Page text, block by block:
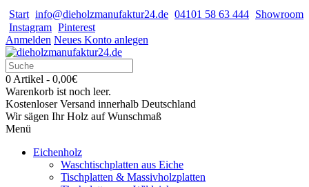
Start info@dieholzmanufaktur24.de 04101 58 63 444 Showroom
Instagram Pinterest
Anmelden Neues Konto anlegen
0 Artikel - 0,00€
Warenkorb ist noch leer.
Kostenloser Versand innerhalb Deutschland
Wir sägen Ihr Holz auf Wunschmaß
Menü
Eichenholz
Waschtischplatten aus Eiche
Tischplatten & Massivholzplatten